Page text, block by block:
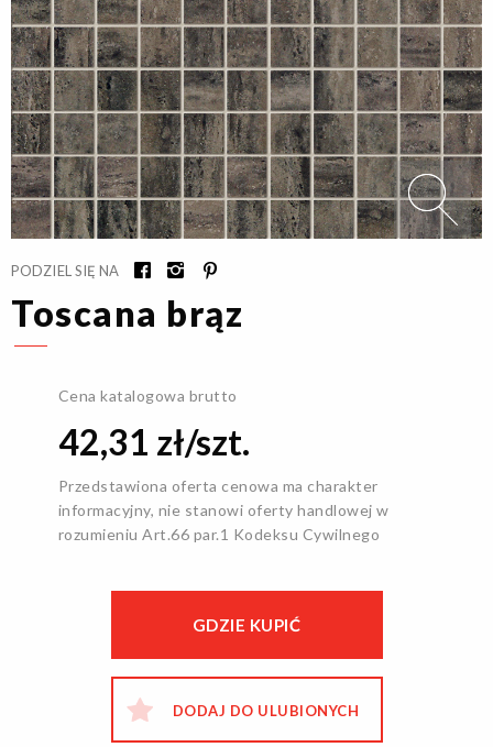
PODZIEL SIĘ NA
Toscana brąz
Cena katalogowa brutto
42,31 zł/szt.
Przedstawiona oferta cenowa ma charakter
informacyjny, nie stanowi oferty handlowej w
rozumieniu Art.66 par.1 Kodeksu Cywilnego
GDZIE KUPIĆ
DODAJ DO ULUBIONYCH